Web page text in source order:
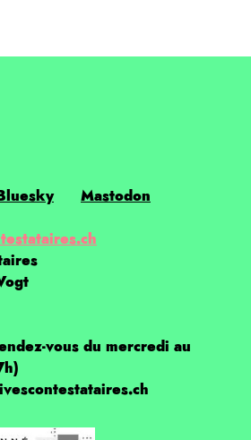
Mastodon
vous du mercredi au